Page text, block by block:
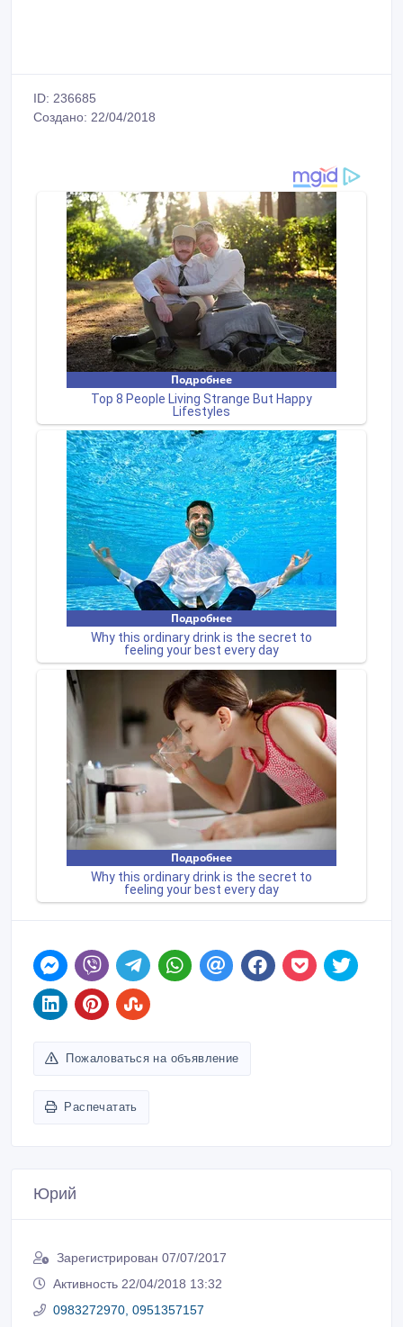
ID: 236685
Создано: 22/04/2018
Пожаловаться на объявление
Распечатать
Юрий
Зарегистрирован 07/07/2017
Активность 22/04/2018 13:32
0983272970, 0951357157